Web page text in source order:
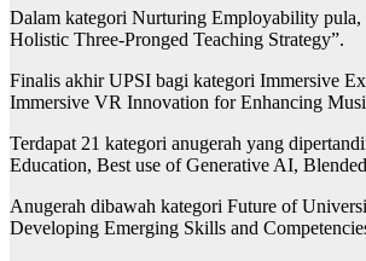
Dalam kategori Nurturing Employability
Holistic Three-Pronged Teaching Strategy”.
Finalis akhir UPSI bagi kategori Immersive
Immersive VR Innovation for Enhancing
Terdapat 21 kategori anugerah yang
Education, Best use of Generative AI,
Anugerah dibawah kategori Future of
Developing Emerging Skills and